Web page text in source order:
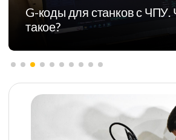
G-коды для станков с ЧПУ.
такое?